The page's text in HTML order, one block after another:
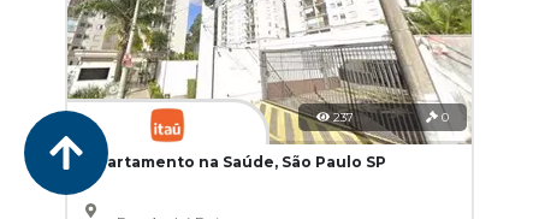
237 0
Apartamento na Saúde, São Paulo SP